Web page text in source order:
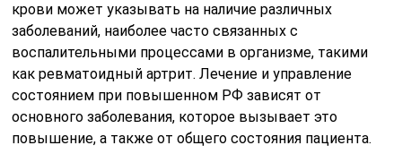
крови может указывать на наличие различных
заболеваний, наиболее часто связанных с
воспалительными процессами в организме, такими
как ревматоидный артрит. Лечение и управление
состоянием при повышенном РФ зависят от
основного заболевания, которое вызывает это
повышение, а также от общего состояния пациента.